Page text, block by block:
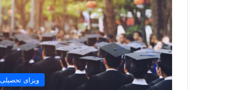
ویزای تحصیلی